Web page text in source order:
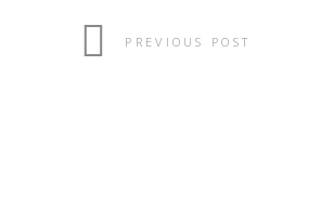
PREVIOUS POST